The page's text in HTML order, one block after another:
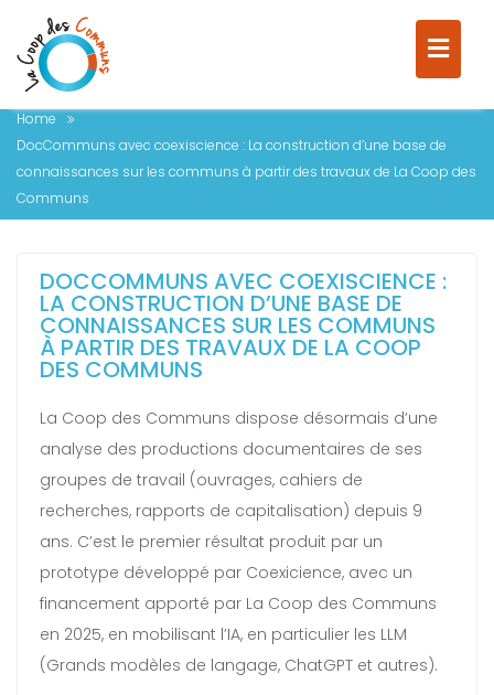
COMMUNS À PARTIR DES
TRAVAUX DE LA COOP DES
COMMUNS
Home
DocCommuns avec coexiscience : La construction d’une base de
connaissances sur les communs à partir des travaux de La Coop des
Communs
DOCCOMMUNS AVEC COEXISCIENCE :
LA CONSTRUCTION D’UNE BASE DE
CONNAISSANCES SUR LES COMMUNS
À PARTIR DES TRAVAUX DE LA COOP
DES COMMUNS
La Coop des Communs dispose désormais d’une
analyse des productions documentaires de ses
groupes de travail (ouvrages, cahiers de
recherches, rapports de capitalisation) depuis 9
ans. C’est le premier résultat produit par un
prototype développé par Coexicience, avec un
financement apporté par La Coop des Communs
en 2025, en mobilisant l’IA, en particulier les LLM
(Grands modèles de langage, ChatGPT et autres).